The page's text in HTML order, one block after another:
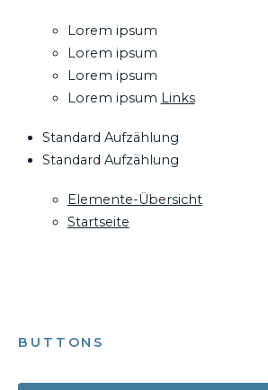
Lorem ipsum
Lorem ipsum
Lorem ipsum
Lorem ipsum Links
Standard Aufzählung
Standard Aufzählung
Elemente-Übersicht
Startseite
BUTTONS